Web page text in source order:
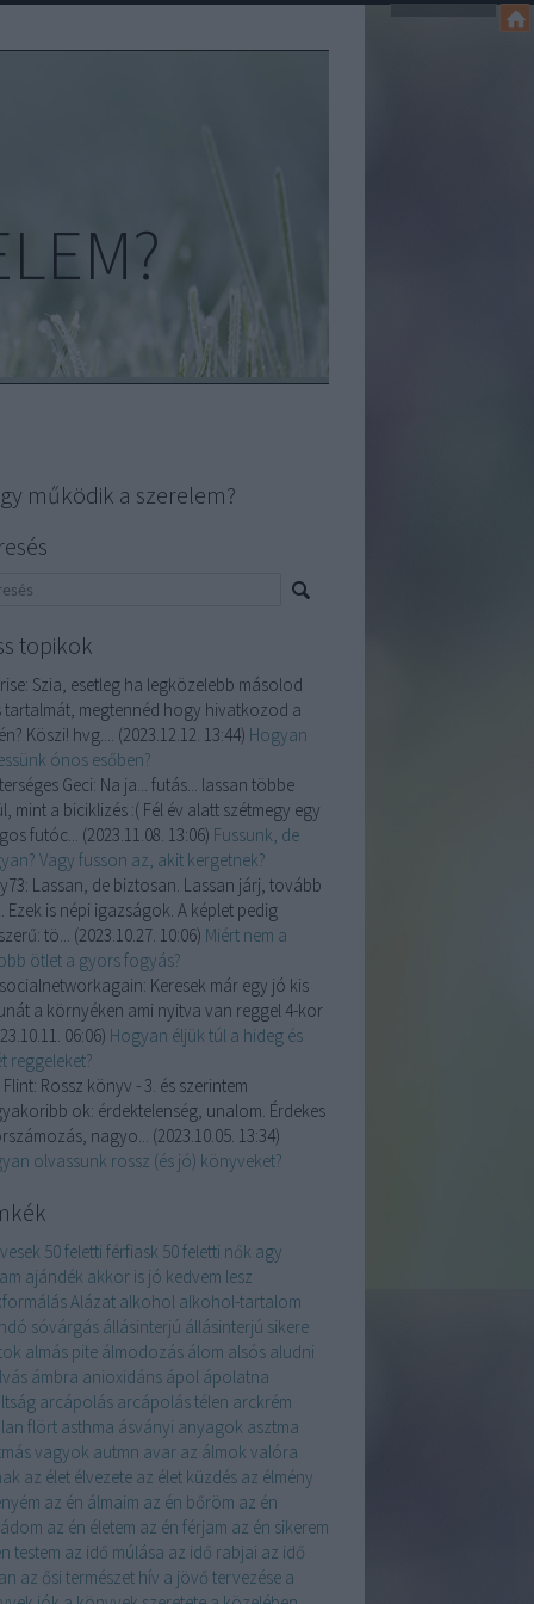
működik a szerelem?
topikok
Szia, esetleg ha legközelebb másolod
tartalmát, megtennéd hogy hivatkozod a
Köszi! hvg.... (2023.12.12. 13:44) Hogyan
ónos esőben?
Geci: Na ja... futás... lassan többe
mint a biciklizés :( Fél év alatt szétmegy egy
futóc... (2023.11.08. 13:06) Fussunk, de
Vagy fusson az, akit kergetnek?
Lassan, de biztosan. Lassan járj, tovább
Ezek is népi igazságok. A képlet pedig
tö... (2023.10.27. 10:06) Miért nem a
ötlet a gyors fogyás?
Keresek már egy jó kis
a környéken ami nyitva van reggel 4-kor
06:06) Hogyan éljük túl a hideg és
reggeleket?
Rossz könyv - 3. és szerintem
ok: érdektelenség, unalom. Érdekes
nagyo... (2023.10.05. 13:34)
olvassunk rossz (és jó) könyveket?
50 feletti férfiask 50 feletti nők agy
ajándék akkor is jó kedvem lesz
Alázat alkohol alkohol-tartalom
sóvárgás állásinterjú állásinterjú sikere
almás pite álmodozás álom alsós aludni
ámbra anioxidáns ápol ápolatna
arcápolás arcápolás télen arckrém
flört asthma ásványi anyagok asztma
vagyok autmn avar az álmok valóra
az élet élvezete az élet küzdés az élmény
az én álmaim az én bőröm az én
az én életem az én férjam az én sikerem
testem az idő múlása az idő rabjai az idő
az ősi természet hív a jövő tervezése a